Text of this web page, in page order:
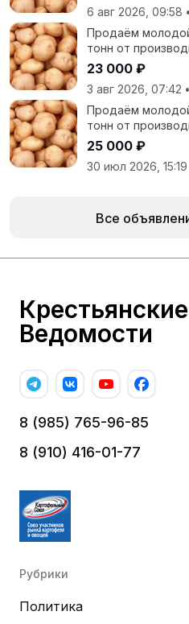
6 авг 2026, 09:58 •
Продаём
тонн от
23 000 ₽
3 авг 2026, 07:42 •
Продаём
тонн от
25 000 ₽
30 июл 2026, 15:19
Все
Крестьянские
Ведомости
8 (985) 765-96-85
8 (910) 416-01-77
Рубрики
Политика